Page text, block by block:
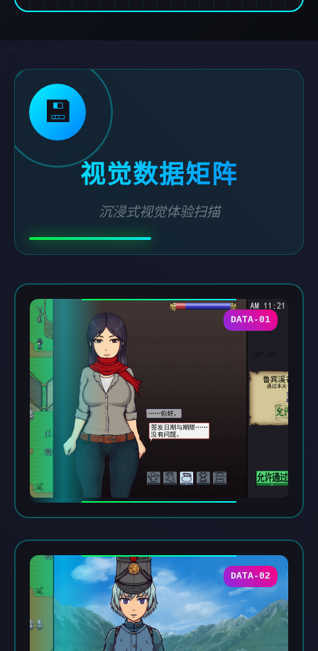
💾
视觉数据矩阵
沉浸式视觉体验扫描
DATA-01
DATA-02